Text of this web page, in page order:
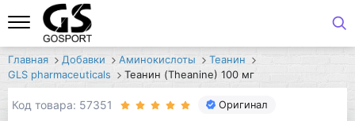
Главная Добавки Аминокислоты
Теанин
GLS pharmaceuticals
Теанин (Theanine) 100 мг
Код товара: 57351 Оригинал